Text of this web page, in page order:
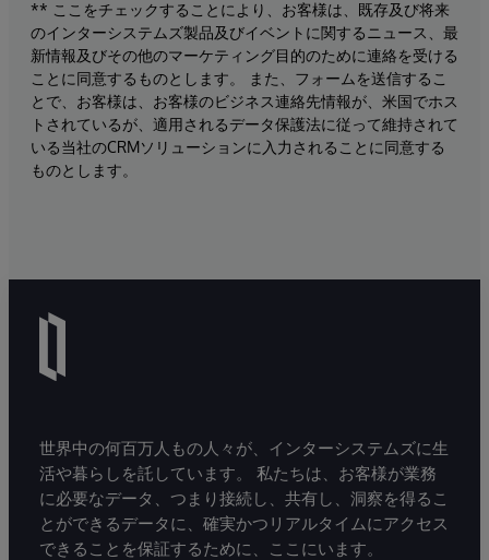
** ここをチェックすることにより、お客様は、既存及び将来
のインターシステムズ製品及びイベントに関するニュース、最
新情報及びその他のマーケティング目的のために連絡を受ける
ことに同意するものとします。 また、フォームを送信するこ
とで、お客様は、お客様のビジネス連絡先情報が、米国でホス
トされているが、適用されるデータ保護法に従って維持されて
いる当社のCRMソリューションに入力されることに同意する
ものとします。
世界中の何百万人もの人々が、インターシステムズに生
活や暮らしを託しています。 私たちは、お客様が業務
に必要なデータ、つまり接続し、共有し、洞察を得るこ
とができるデータに、確実かつリアルタイムにアクセス
できることを保証するために、ここにいます。